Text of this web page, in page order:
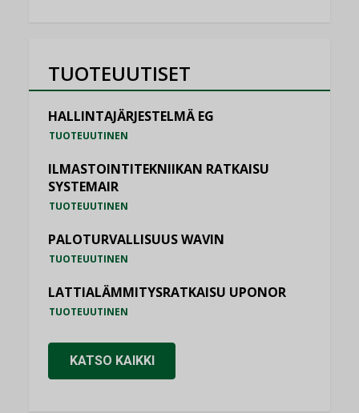
TUOTEUUTISET
HALLINTAJÄRJESTELMÄ EG
TUOTEUUTINEN
ILMASTOINTITEKNIIKAN RATKAISU
SYSTEMAIR
TUOTEUUTINEN
PALOTURVALLISUUS WAVIN
TUOTEUUTINEN
LATTIALÄMMITYSRATKAISU UPONOR
TUOTEUUTINEN
KATSO KAIKKI